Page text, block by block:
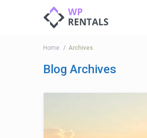
Home Archives
Blog Archives